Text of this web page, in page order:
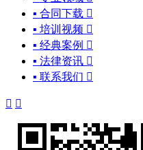
▪ 合同下载 
▪ 培训视频 
▪ 经典案例 
▪ 法律资讯 
▪ 联系我们 
 